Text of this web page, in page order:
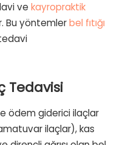
ve kayropraktik
Bu yöntemlerbel fıtığı
Tedavisi
ödem giderici ilaçlar
ilaçlar), kas